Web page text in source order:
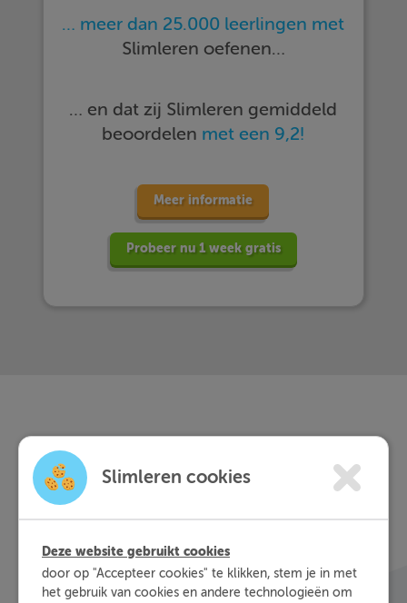
… meer dan 25.000 leerlingen met
Slimleren oefenen…
… en dat zij Slimleren gemiddeld
beoordelen met een 9,2!
Meer informatie
Probeer nu 1 week gratis
Wat is Slimleren
eigenlijk?
waar je nog wat moeite mee hebt, waar en
wanneer je maar wilt. Theorie-uitleg, video-
colleges, vuistregels en meer helpen jou om de
Slimleren cookies
Deze website gebruikt cookies
door op "Accepteer cookies" te klikken, stem je in met
het gebruik van cookies en andere technologieën om